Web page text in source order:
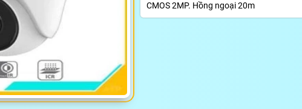
CMOS 2MP. Hồng ngoại 20m